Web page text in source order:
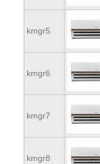
kmgr5
kmgr6
kmgr7
kmgr8